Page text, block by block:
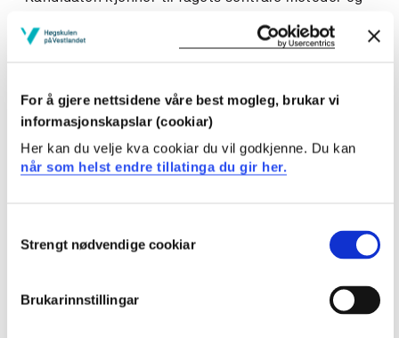
For å gjere nettsidene våre best mogleg, brukar vi
informasjonskapslar (cookiar)
Her kan du velje kva cookiar du vil godkjenne. Du kan
når som helst endre tillatinga du gir her.
Selection
Strengt nødvendige cookiar
Brukarinnstillingar
geometri, algebra, funksjoner og differensialligninger
og kan definere og forklare disse.
Kandidaten har grunnleggende kunnskap om bruk av
digitale verktøy til beregninger og visualisering.
det generelle grunnlaget i matematikk til å kunne
fortsette på ingeniørutdanning eller integrert master
Kandidaten kan løse problemer innenfor